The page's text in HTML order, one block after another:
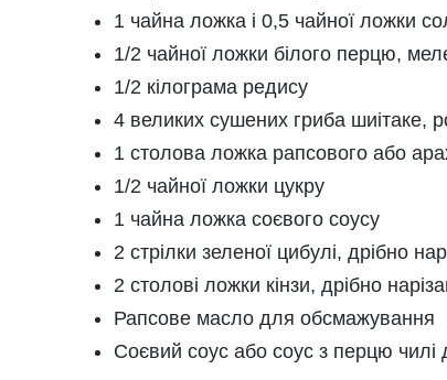
1 чайна ложка і 0,5 чайної ложки
1/2 чайної ложки білого перцю,
1/2 кілограма редису
4 великих сушених гриба шиітаке,
1 столова ложка рапсового або
1/2 чайної ложки цукру
1 чайна ложка соєвого соусу
2 стрілки зеленої цибулі, дрібно
2 столові ложки кінзи, дрібно
Рапсове масло для обсмажування
Соєвий соус або соус з перцю чилі